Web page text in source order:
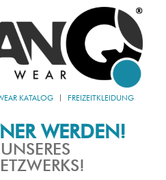
KATALOG FREIZEITKLEIDUNG
WERDEN!